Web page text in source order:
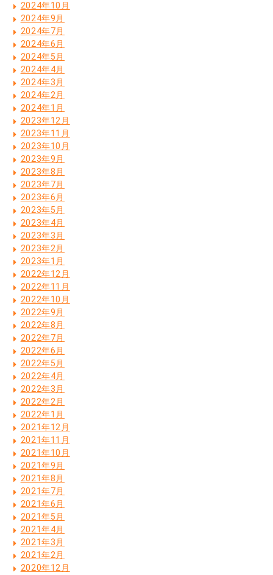
2024年10月
2024年9月
2024年7月
2024年6月
2024年5月
2024年4月
2024年3月
2024年2月
2024年1月
2023年12月
2023年11月
2023年10月
2023年9月
2023年8月
2023年7月
2023年6月
2023年5月
2023年4月
2023年3月
2023年2月
2023年1月
2022年12月
2022年11月
2022年10月
2022年9月
2022年8月
2022年7月
2022年6月
2022年5月
2022年4月
2022年3月
2022年2月
2022年1月
2021年12月
2021年11月
2021年10月
2021年9月
2021年8月
2021年7月
2021年6月
2021年5月
2021年4月
2021年3月
2021年2月
2020年12月